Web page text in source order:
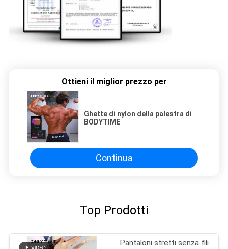
Ottieni il miglior prezzo per
Ghette di nylon della palestra di
BODYTIME
Continua
Top Prodotti
Pantaloni stretti senza fili